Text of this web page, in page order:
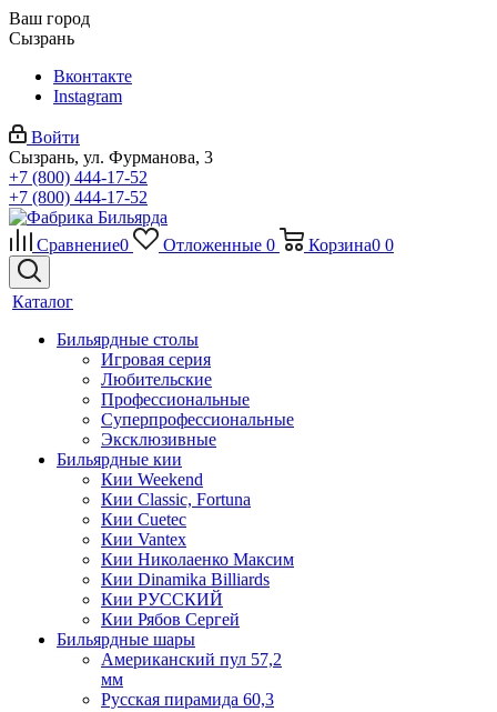
Ваш город
Сызрань
Вконтакте
Instagram
Войти
Сызрань, ул. Фурманова, 3
+7 (800) 444-17-52
+7 (800) 444-17-52
Сравнение0 Отложенные 0 Корзина0 0
Каталог
Бильярдные столы
Игровая серия
Любительские
Профессиональные
Суперпрофессиональные
Эксклюзивные
Бильярдные кии
Кии Weekend
Кии Classic, Fortuna
Кии Cuetec
Кии Vantex
Кии Николаенко Максим
Кии Dinamika Billiards
Кии РУССКИЙ
Кии Рябов Сергей
Бильярдные шары
Американский пул 57,2
мм
Русская пирамида 60,3